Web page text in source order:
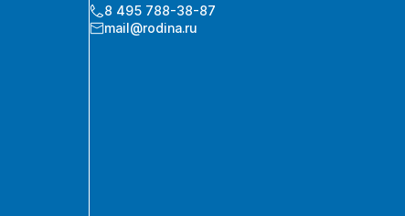
8 495 788-38-87
mail@rodina.ru